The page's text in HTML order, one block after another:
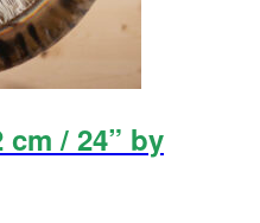
/ 24” by